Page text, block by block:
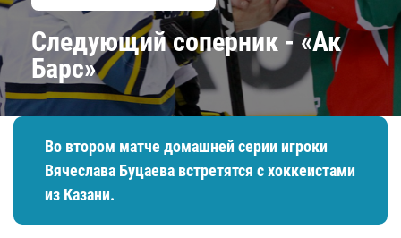
Следующий соперник - «Ак
Барс»
Во втором матче домашней серии игроки
Вячеслава Буцаева встретятся с хоккеистами
из Казани.